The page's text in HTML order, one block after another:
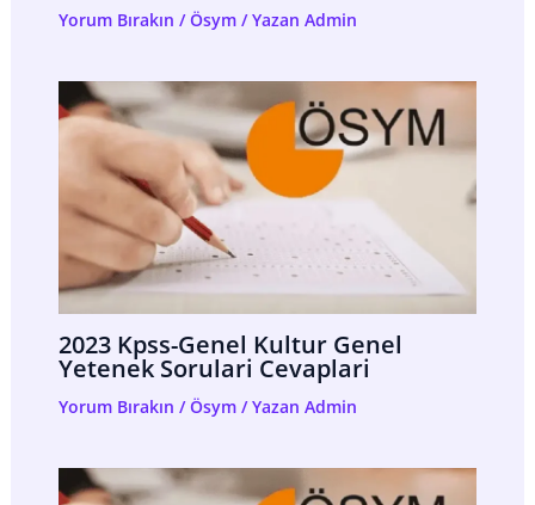
Yorum Bırakın /Ösym/ Yazan Admin
2023 Kpss-Genel Kultur Genel
Yetenek Sorulari Cevaplari
Yorum Bırakın /Ösym/ Yazan Admin